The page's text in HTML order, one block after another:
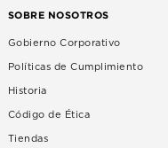
SOBRE NOSOTROS
Gobierno Corporativo
Políticas de Cumplimiento
Historia
Código de Ética
Tiendas